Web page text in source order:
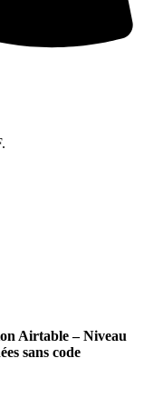
Airtable – Niveau
sans code